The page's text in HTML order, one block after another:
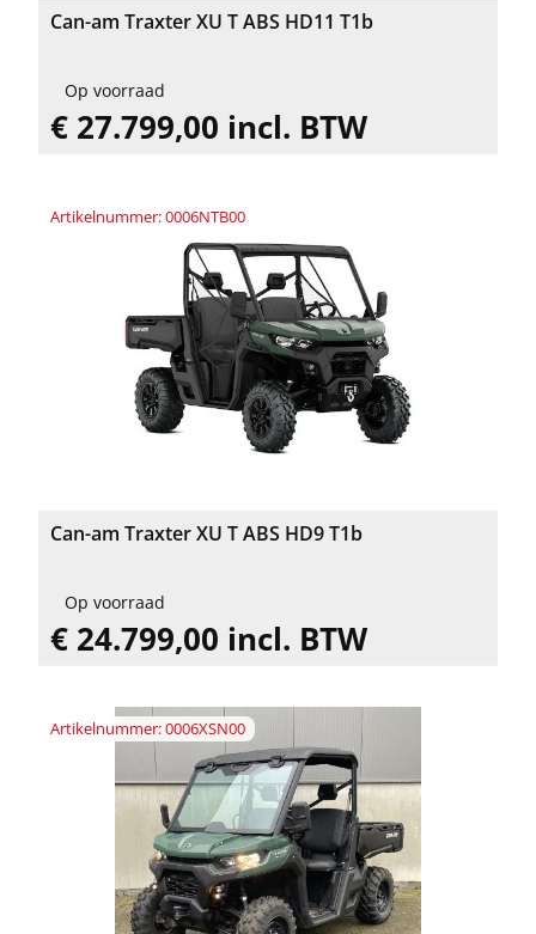
Can-am Traxter XU T ABS HD11 T1b
Op voorraad
€ 27.799,00 incl. BTW
Artikelnummer: 0006NTB00
Can-am Traxter XU T ABS HD9 T1b
Op voorraad
€ 24.799,00 incl. BTW
Artikelnummer: 0006XSN00